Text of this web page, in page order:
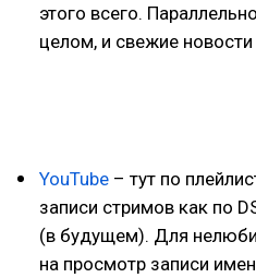
этого всего.
целом, и свежие новости
YouTube – тут по
записи стримов как по
(в будущем). Для
на просмотр записи